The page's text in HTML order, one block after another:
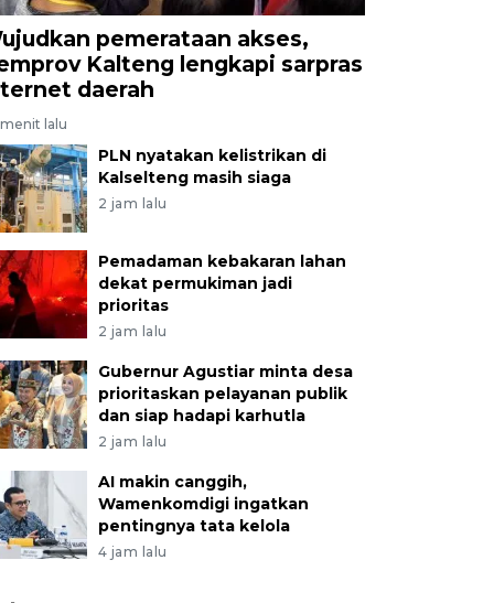
pemerataan akses,
Kalteng lengkapi sarpras
daerah
lalu
PLN nyatakan kelistrikan di
Kalselteng masih siaga
2 jam lalu
Pemadaman kebakaran lahan
dekat permukiman jadi
prioritas
2 jam lalu
Gubernur Agustiar minta desa
prioritaskan pelayanan publik
dan siap hadapi karhutla
2 jam lalu
AI makin canggih,
Wamenkomdigi ingatkan
pentingnya tata kelola
4 jam lalu